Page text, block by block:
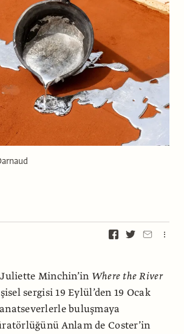
Juliette Minchin’in Where the River
sergisi 19 Eylül’den 19 Ocak
buluşmaya
Anlam de Coster’in